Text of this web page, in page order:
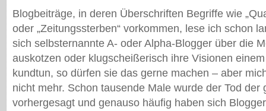
Blogbeiträge, in deren Überschriften Begriffe wie
oder „Zeitungssterben“ vorkommen, lese ich schon
sich selbsternannte A- oder Alpha-Blogger über die
auskotzen oder klugscheißerisch ihre Visionen
kundtun, so dürfen sie das gerne machen – aber
nicht mehr. Schon tausende Male wurde der Tod der
vorhergesagt und genauso häufig haben sich